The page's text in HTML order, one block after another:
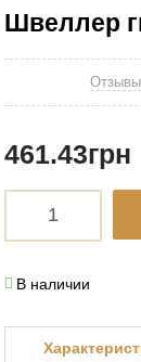
Швеллер
461.43грн
В наличии